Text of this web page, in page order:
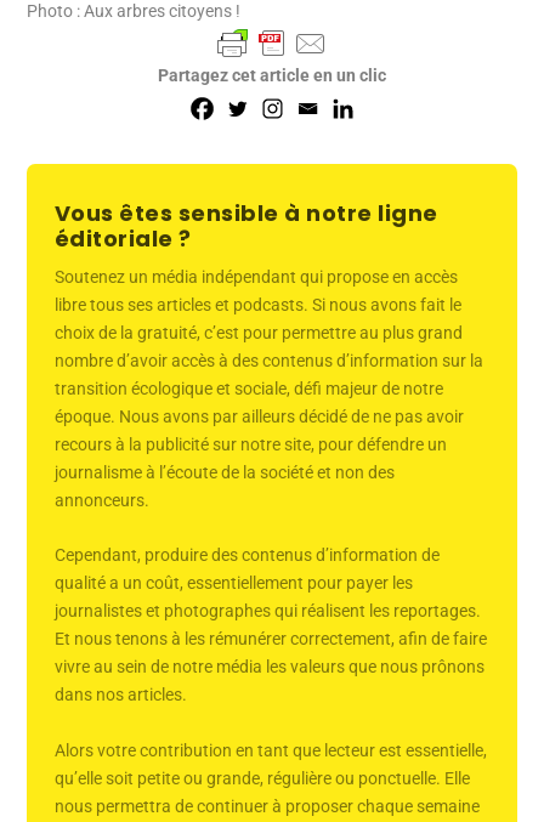
Photo : Aux arbres citoyens !
Partagez cet article en un clic
Vous êtes sensible à notre ligne
éditoriale ?
Soutenez un média indépendant qui propose en accès
libre tous ses articles et podcasts. Si nous avons fait le
choix de la gratuité, c’est pour permettre au plus grand
nombre d’avoir accès à des contenus d’information sur la
transition écologique et sociale, défi majeur de notre
époque. Nous avons par ailleurs décidé de ne pas avoir
recours à la publicité sur notre site, pour défendre un
journalisme à l’écoute de la société et non des
annonceurs.
Cependant, produire des contenus d’information de
qualité a un coût, essentiellement pour payer les
journalistes et photographes qui réalisent les reportages.
Et nous tenons à les rémunérer correctement, afin de faire
vivre au sein de notre média les valeurs que nous prônons
dans nos articles.
Alors votre contribution en tant que lecteur est essentielle,
qu’elle soit petite ou grande, régulière ou ponctuelle. Elle
nous permettra de continuer à proposer chaque semaine